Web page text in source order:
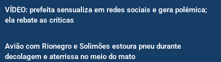
VÍDEO: prefeita sensualiza em redes sociais e gera polêmica;
ela rebate as críticas
Avião com Rionegro e Solimões estoura pneu durante
decolagem e aterrissa no meio do mato